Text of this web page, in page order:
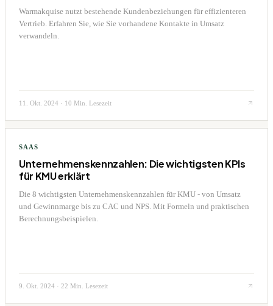
Warmakquise nutzt bestehende Kundenbeziehungen für effizienteren
Vertrieb. Erfahren Sie, wie Sie vorhandene Kontakte in Umsatz
verwandeln.
11. Okt. 2024 · 10 Min. Lesezeit
SAAS
Unternehmenskennzahlen: Die wichtigsten KPIs
für KMU erklärt
Die 8 wichtigsten Unternehmenskennzahlen für KMU - von Umsatz
und Gewinnmarge bis zu CAC und NPS. Mit Formeln und praktischen
Berechnungsbeispielen.
9. Okt. 2024 · 22 Min. Lesezeit